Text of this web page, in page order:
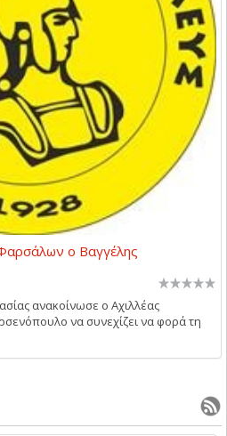
ο Βαγγέλης
ανακοίνωσε ο Αχιλλέας
να συνεχίζει να φορά τη